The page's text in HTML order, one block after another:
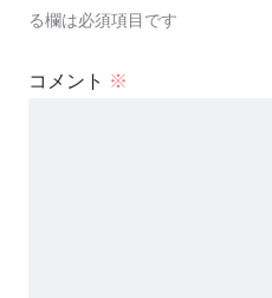
る欄は必須項目です
コメント ※